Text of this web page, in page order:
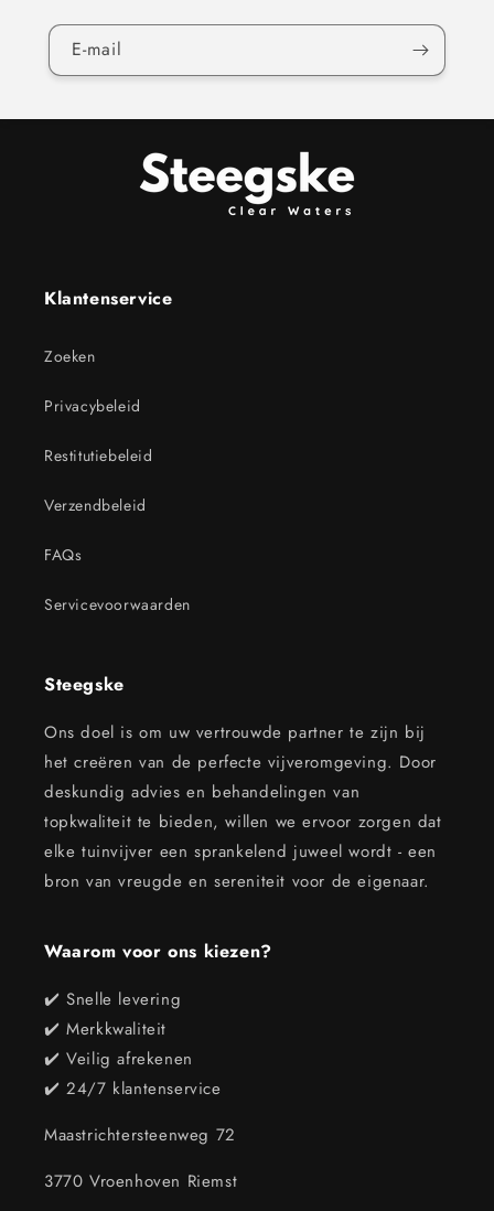
E‑mail
Klantenservice
Zoeken
Privacybeleid
Restitutiebeleid
Verzendbeleid
FAQs
Servicevoorwaarden
Steegske
Ons doel is om uw vertrouwde partner te zijn bij
het creëren van de perfecte vijveromgeving. Door
deskundig advies en behandelingen van
topkwaliteit te bieden, willen we ervoor zorgen dat
elke tuinvijver een sprankelend juweel wordt - een
bron van vreugde en sereniteit voor de eigenaar.
Waarom voor ons kiezen?
✔️ Snelle levering
✔️ Merkkwaliteit
✔️ Veilig afrekenen
✔️ 24/7 klantenservice
Maastrichtersteenweg 72
3770 Vroenhoven Riemst